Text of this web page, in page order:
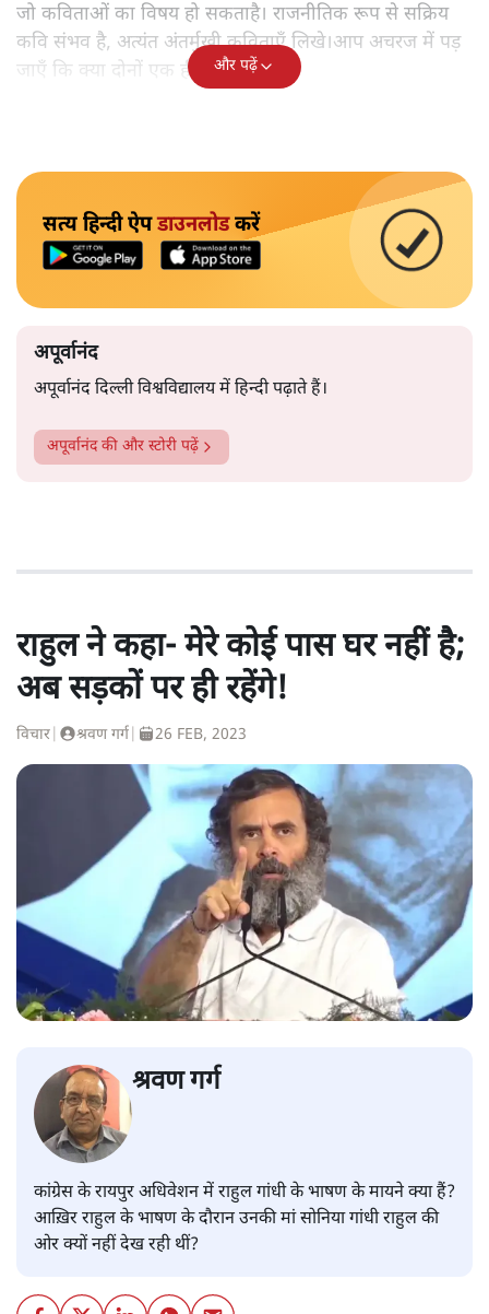
जो कविताओं का विषय हो सकताहै। राजनीतिक रूप से सक्रिय
कवि संभव है, अत्यंत अंतर्मुखी कविताएँ लिखे।आप अचरज में पड़
जाएँ कि क्या दोनों एक ही व्यक्ति हैं?
और पढ़ें
सत्य हिन्दी ऐपडाउनलोडकरें
अपूर्वानंद
अपूर्वानंद दिल्ली विश्वविद्यालय में हिन्दी पढ़ाते हैं।
अपूर्वानंदकी और स्टोरी पढ़ें
राहुल ने कहा- मेरे कोई पास घर नहीं है;
अब सड़कों पर ही रहेंगे!
विचार श्रवण गर्ग 26 FEB, 2023
श्रवण गर्ग
कांग्रेस के रायपुर अधिवेशन में राहुल गांधी के भाषण के मायने क्या हैं?
आख़िर राहुल के भाषण के दौरान उनकी मां सोनिया गांधी राहुल की
ओर क्यों नहीं देख रही थीं?